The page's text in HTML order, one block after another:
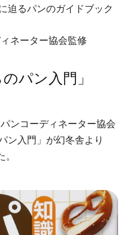
迫るパンのガイドブック
ネーター協会監修
パン入門」
ンコーディネーター協会
ン入門」が幻冬舎より